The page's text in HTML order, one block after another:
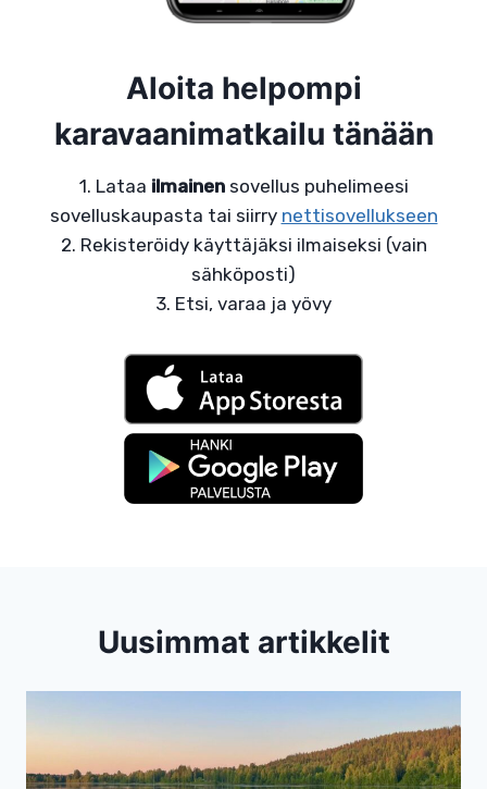
Aloita helpompi
karavaanimatkailu tänään
1. Lataa ilmainensovellus puhelimeesi
sovelluskaupasta tai siirry nettisovellukseen
2. Rekisteröidy käyttäjäksi ilmaiseksi (vain
sähköposti)
3. Etsi, varaa ja yövy
Uusimmat artikkelit